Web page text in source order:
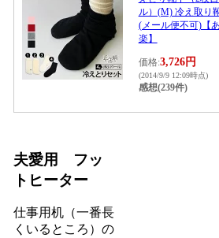
ル）(M) 冷え取り
(メール便不可)【
楽】
価格:3,726円
(2014/9/9 12:09時点)
感想(239件)
夫愛用 フッ
トヒーター
仕事用机（一番長
くいるところ）の